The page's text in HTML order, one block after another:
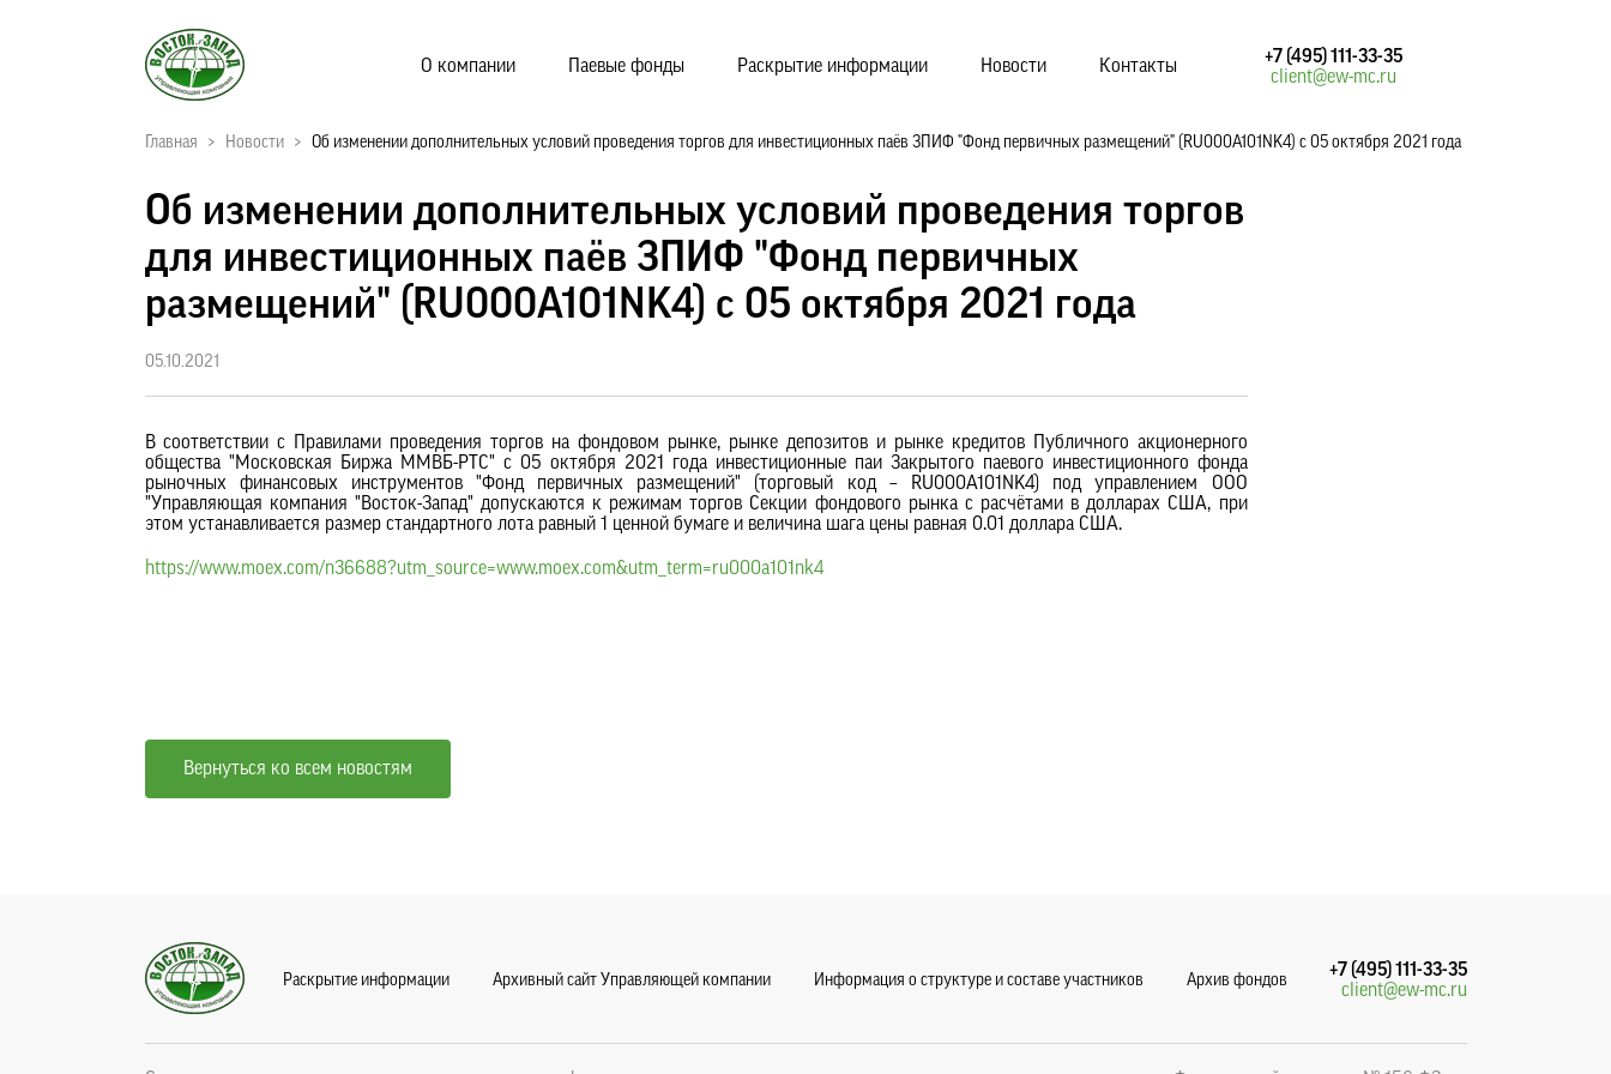
О компании Паевые фонды Раскрытие информации Новости Контакты
+7 (495) 111-33-35
client@ew-mc.ru
Главная > Новости > Об изменении дополнительных условий проведения торгов для инвестиционных паёв ЗПИФ "Фонд первичных размещений" (RU000A101NK4) с 05 октября 2021 года
Об изменении дополнительных условий проведения торгов
для инвестиционных паёв ЗПИФ "Фонд первичных
размещений" (RU000A101NK4) с 05 октября 2021 года
05.10.2021
В соответствии с Правилами проведения торгов на фондовом рынке, рынке депозитов и рынке кредитов Публичного акционерного
общества "Московская Биржа ММВБ-РТС" с 05 октября 2021 года инвестиционные паи Закрытого паевого инвестиционного фонда
рыночных финансовых инструментов "Фонд первичных размещений" (торговый код – RU000A101NK4) под управлением ООО
"Управляющая компания "Восток-Запад" допускаются к режимам торгов Секции фондового рынка с расчётами в долларах США, при
этом устанавливается размер стандартного лота равный 1 ценной бумаге и величина шага цены равная 0.01 доллара США.
https://www.moex.com/n36688?utm_source=www.moex.com&utm_term=ru000a101nk4
Вернуться ко всем новостям
Раскрытие информации Архивный сайт Управляющей компании Информация о структуре и составе участников Архив фондов
+7 (495) 111-33-35
client@ew-mc.ru